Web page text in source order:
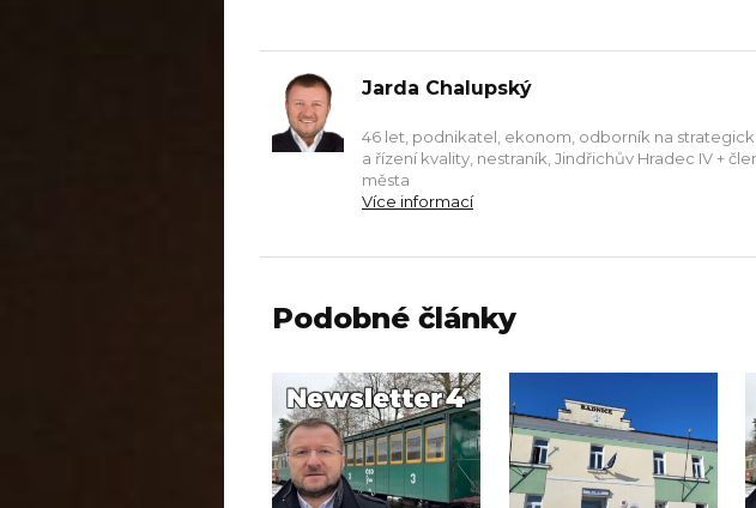
Jarda Chalupský
46 let, podnikatel, ekonom, odborník na
a řízení kvality, nestraník, Jindřichův Hradec IV +
města
Více informací
Podobné články